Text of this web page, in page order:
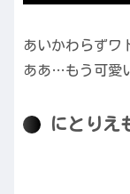
あいかわらずワ
ああ…もう可愛
にとりえ